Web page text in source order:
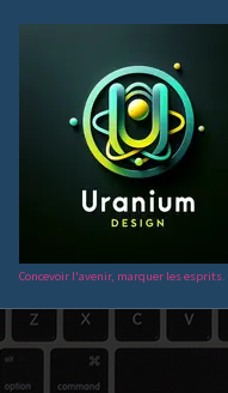
Concevoir l'avenir, marquer les esprits.